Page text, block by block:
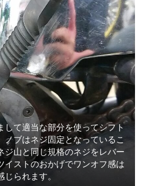
して適当な部分を使ってシフト
ノブはネジ固定となっているこ
ジ山と同じ規格のネジをレバー
イストのおかげでワンオフ感は
じられます。